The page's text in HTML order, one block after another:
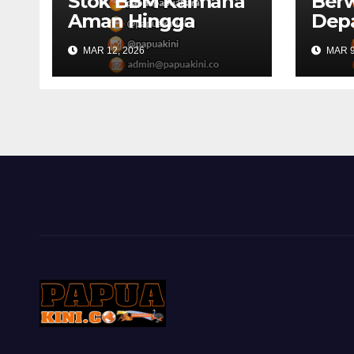
Aman Hingga
Lebaran
MAR 12, 2026 MAR